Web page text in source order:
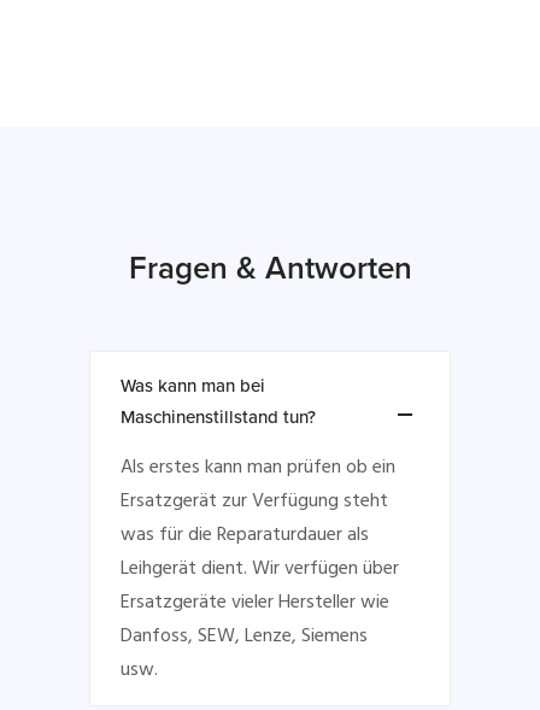
Fragen & Antworten
Was kann man bei
Maschinenstillstand tun?
Als erstes kann man prüfen ob ein
Ersatzgerät zur Verfügung steht
was für die Reparaturdauer als
Leihgerät dient. Wir verfügen über
Ersatzgeräte vieler Hersteller wie
Danfoss, SEW, Lenze, Siemens
usw.